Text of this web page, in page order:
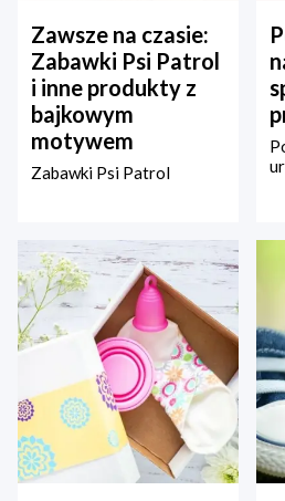
Zawsze na czasie:
Zabawki Psi Patrol
i inne produkty z
bajkowym
motywem
Zabawki Psi Patrol